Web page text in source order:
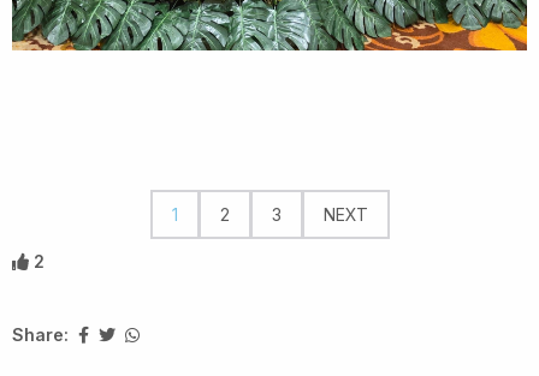
1 2 3 NEXT
2
Share: